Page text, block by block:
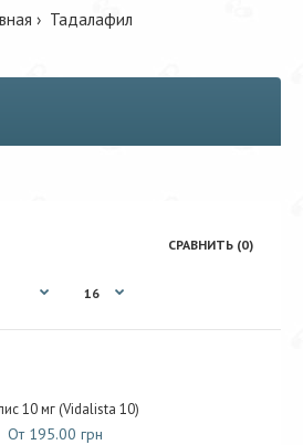
Тадалафил
СРАВНИТЬ (0)
10 мг (Vidalista 10)
От 195.00 грн